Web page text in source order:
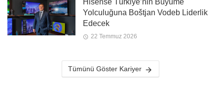
Hisense Türkiye’nin Büyüme
Yolculuğuna Boštjan Vodeb Liderlik
Edecek
22 Temmuz 2026
Tümünü Göster Kariyer